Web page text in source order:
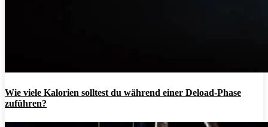
Wie viele Kalorien solltest du während einer Deload-Phase
zuführen?